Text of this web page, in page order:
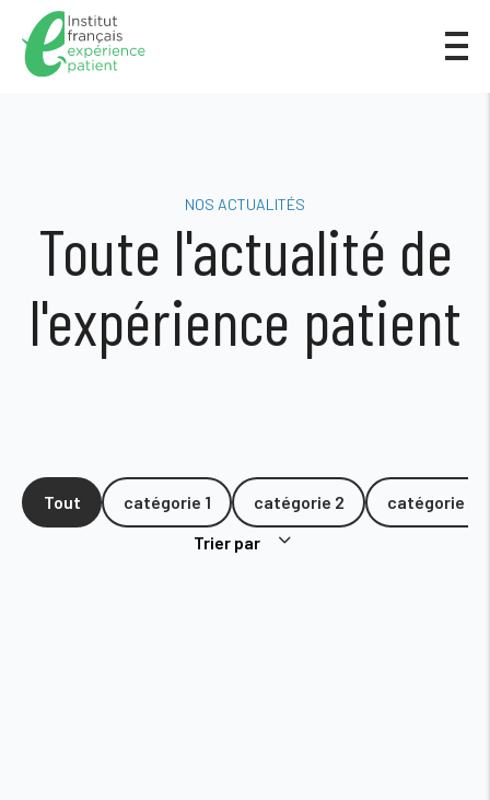
NOS ACTUALITÉS
Toute l'actualité de
l'expérience patient
Tout catégorie 1 catégorie 2
catégorie 3
Trier par